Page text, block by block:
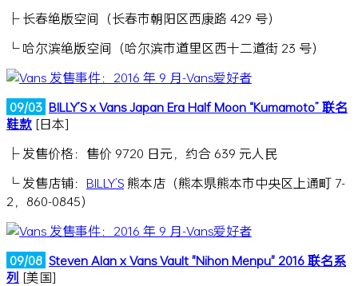
├ 长春绝版空间（长春市朝阳区西康路 429 号）
└ 哈尔滨绝版空间（哈尔滨市道里区西十二道街 23 号）
09/03 BILLY’S x Vans Japan Era Half Moon “Kumamoto” 联名
鞋款 [日本]
├ 发售价格：售价 9720 日元，约合 639 元人民
└ 发售店铺： BILLY’S 熊本店（熊本県熊本市中央区上通町 7-
2，860-0845）
09/08 Steven Alan x Vans Vault "Nihon Menpu" 2016 联名系
列 [美国]